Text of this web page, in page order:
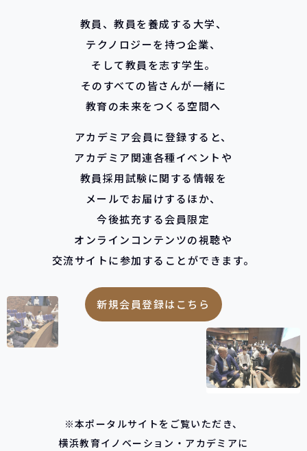
教員、教員を養成する大学、
テクノロジーを持つ企業、
そして教員を志す学生。
そのすべての皆さんが一緒に
教育の未来をつくる空間へ
アカデミア会員に登録すると、
アカデミア関連各種イベントや
教員採用試験に関する情報を
メールでお届けするほか、
今後拡充する会員限定
オンラインコンテンツの視聴や
交流サイトに参加することができます。
新規会員登録はこちら
※本ポータルサイトをご覧いただき、
横浜教育イノベーション・アカデミアに